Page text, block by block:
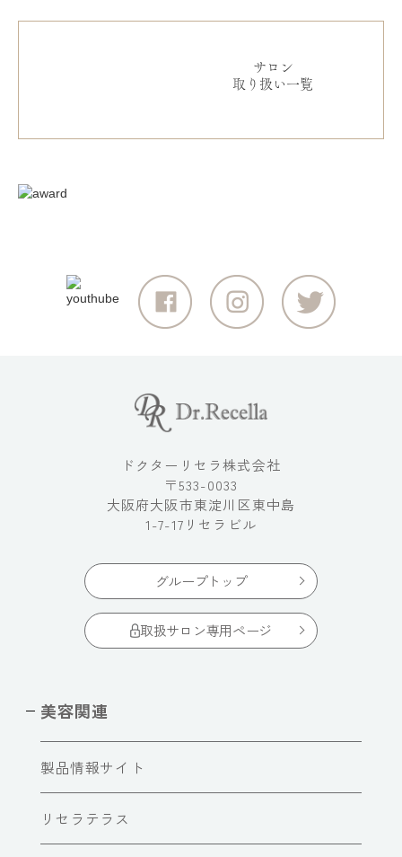
サロン
取り扱い一覧
ドクターリセラ株式会社
〒533-0033
大阪府大阪市東淀川区東中島
1-7-17リセラビル
グループトップ
取扱サロン専用ページ
美容関連
製品情報サイト
リセラテラス